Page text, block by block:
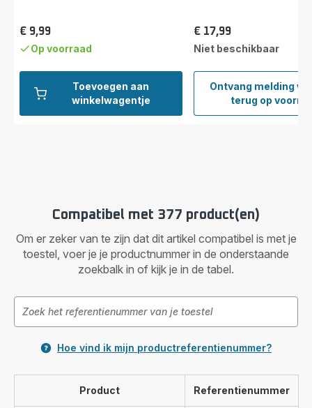
Toevoegen aan
winkelwagentje
Prijs
€ 9,99
Op voorraad
Ontvang melding
terug op
met
Prijs
€ 17,99
Niet beschikbaar
Compatibel met 377 product(en)
Om er zeker van te zijn dat dit artikel compatibel is met je
toestel, voer je je productnummer in de onderstaande
zoekbalk in of kijk je in de tabel.
Hoe vind ik mijn productreferentienummer?
Product Referentienummer